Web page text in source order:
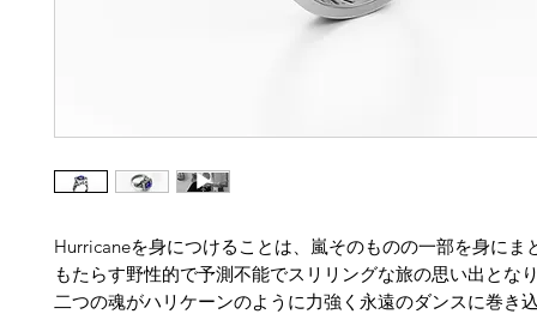
Hurricaneを身につけることは、嵐そのものの一部を身にま
もたらす野性的で予測不能でスリリングな旅の思い出とな
二つの魂がハリケーンのように力強く永遠のダンスに巻き